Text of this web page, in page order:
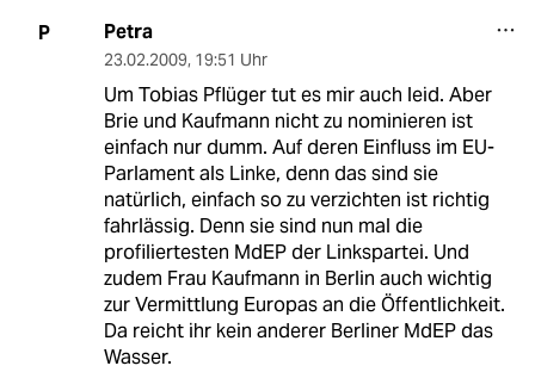
P Petra
23.02.2009, 19:51 Uhr
Um Tobias Pflüger tut es mir auch leid. Aber
Brie und Kaufmann nicht zu nominieren ist
einfach nur dumm. Auf deren Einfluss im EU-
Parlament als Linke, denn das sind sie
natürlich, einfach so zu verzichten ist richtig
fahrlässig. Denn sie sind nun mal die
profiliertesten MdEP der Linkspartei. Und
zudem Frau Kaufmann in Berlin auch wichtig
zur Vermittlung Europas an die Öffentlichkeit.
Da reicht ihr kein anderer Berliner MdEP das
Wasser.